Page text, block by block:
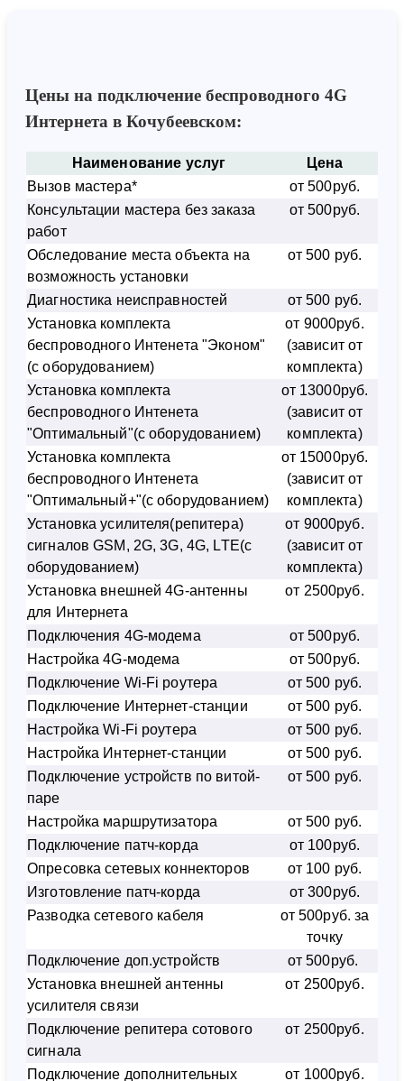
Цены на подключение беспроводного 4G
Интернета в Кочубеевском:
Наименование услуг
Цена
Вызов мастера*
от 500руб.
Консультации мастера без заказа
работ
от 500руб.
Обследование места объекта на
возможность установки
от 500 руб.
Диагностика неисправностей
от 500 руб.
Установка комплекта
беспроводного Интенета "Эконом"
(с оборудованием)
от 9000руб.
(зависит от
комплекта)
Установка комплекта
беспроводного Интенета
"Оптимальный"(с оборудованием)
от 13000руб.
(зависит от
комплекта)
Установка комплекта
беспроводного Интенета
"Оптимальный+"(с оборудованием)
от 15000руб.
(зависит от
комплекта)
Установка усилителя(репитера)
сигналов GSM, 2G, 3G, 4G, LTE(с
оборудованием)
от 9000руб.
(зависит от
комплекта)
Установка внешней 4G-антенны
для Интернета
от 2500руб.
Подключения 4G-модема
от 500руб.
Настройка 4G-модема
от 500руб.
Подключение Wi-Fi роутера
от 500 руб.
Подключение Интернет-станции
от 500 руб.
Настройка Wi-Fi роутера
от 500 руб.
Настройка Интернет-станции
от 500 руб.
Подключение устройств по витой-
паре
от 500 руб.
Настройка маршрутизатора
от 500 руб.
Подключение патч-корда
от 100руб.
Опресовка сетевых коннекторов
от 100 руб.
Изготовление патч-корда
от 300руб.
Разводка сетевого кабеля
от 500руб. за
точку
Подключение доп.устройств
от 500руб.
Установка внешней антенны
усилителя связи
от 2500руб.
Подключение репитера сотового
сигнала
от 2500руб.
Подключение дополнительных
от 1000руб.